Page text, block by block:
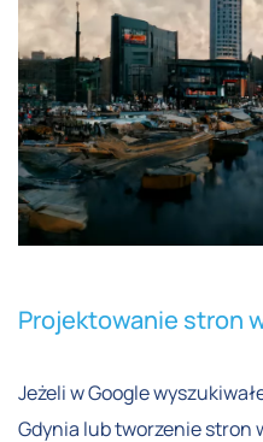
Projektowanie stron
Jeżeli w Google
Gdynia lub tworzenie stron